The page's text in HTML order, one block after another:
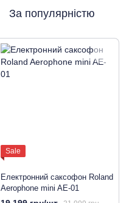
За популярністю
Sale
Електронний саксофон Roland
Aerophone mini AE-01